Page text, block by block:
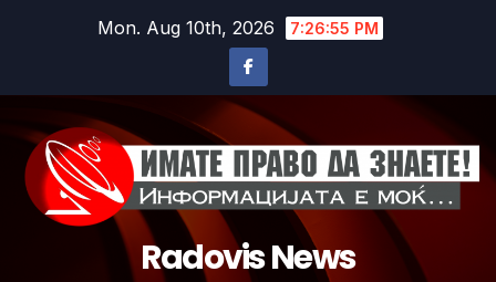
Mon. Aug 10th, 2026 7:26:58 PM
Radovis News